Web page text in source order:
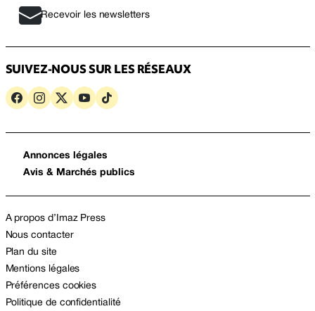
Recevoir les newsletters
SUIVEZ-NOUS SUR LES RÉSEAUX
Annonces légales
Avis & Marchés publics
A propos d’Imaz Press
Nous contacter
Plan du site
Mentions légales
Préférences cookies
Politique de confidentialité